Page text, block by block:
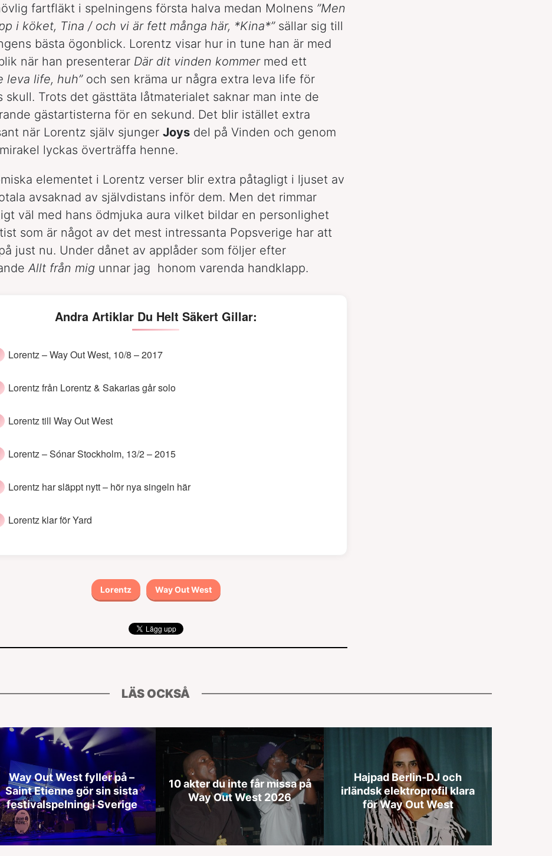
fartfläkt i spelningens första halva medan Molnens ”Men
i köket, Tina / och vi är fett många här, *Kina*”sällar sig till
bästa ögonblick. Lorentz visar hur in tune han är med
när han presenterar Där dit vinden kommermed ett
leva life, huh”och sen kräma ur några extra leva life för
skull. Trots det gästtäta låtmaterialet saknar man inte de
gästartisterna för en sekund. Det blir istället extra
när Lorentz själv sjunger Joys del på Vinden och genom
lyckas överträffa henne.
elementet i Lorentz verser blir extra påtagligt i ljuset av
avsaknad av självdistans inför dem. Men det rimmar
väl med hans ödmjuka aura vilket bildar en personlighet
som är något av det mest intressanta Popsverige har att
just nu. Under dånet av applåder som följer efter
Allt från mig unnar jag honom varenda handklapp.
Andra Artiklar Du Helt Säkert Gillar:
Lorentz – Way Out West, 10/8 – 2017
Lorentz från Lorentz & Sakarias går solo
Lorentz till Way Out West
Lorentz – Sónar Stockholm, 13/2 – 2015
Lorentz har släppt nytt – hör nya singeln här
Lorentz klar för Yard
Lorentz Way Out West
LÄS OCKSÅ
Way Out West fyller på –
Saint Etienne gör sin sista
festivalspelning i Sverige
10 akter du inte får missa på
Way Out West 2026
Hajpad Berlin-DJ och
irländsk elektroprofil klara
för Way Out West